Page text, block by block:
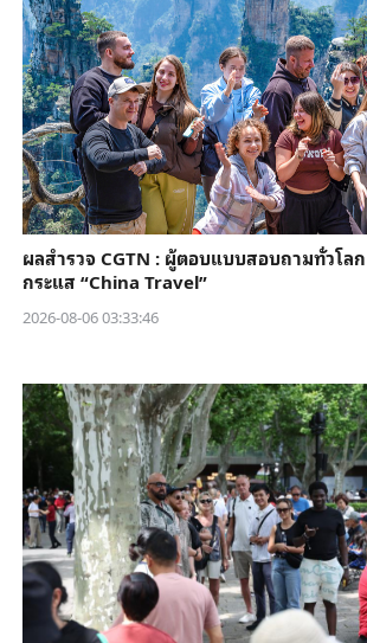
ผลสำรวจ CGTN : ผู้ตอบแบบสอบถามทั่วโล
กระแส “China Travel”
2026-08-06 03:33:46